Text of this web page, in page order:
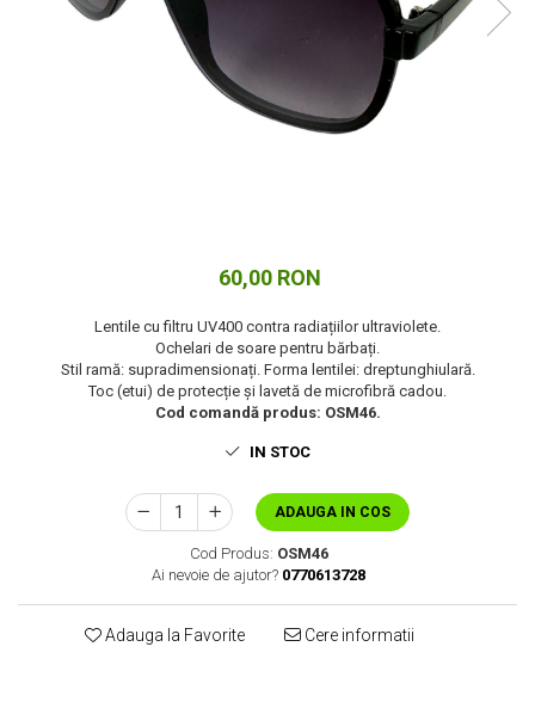
Cuverturi bumbac
60,00 RON
Lentile cu filtru UV400 contra radiațiilor ultraviolete.
Ochelari de soare pentru bărbați.
Stil ramă: supradimensionați. Forma lentilei: dreptunghiulară.
Toc (etui) de protecție și lavetă de microfibră cadou.
Cod comandă produs: OSM46.
IN STOC
ADAUGA IN COS
Cod Produs: OSM46
Ai nevoie de ajutor? 0770613728
Adauga la Favorite Cere informatii